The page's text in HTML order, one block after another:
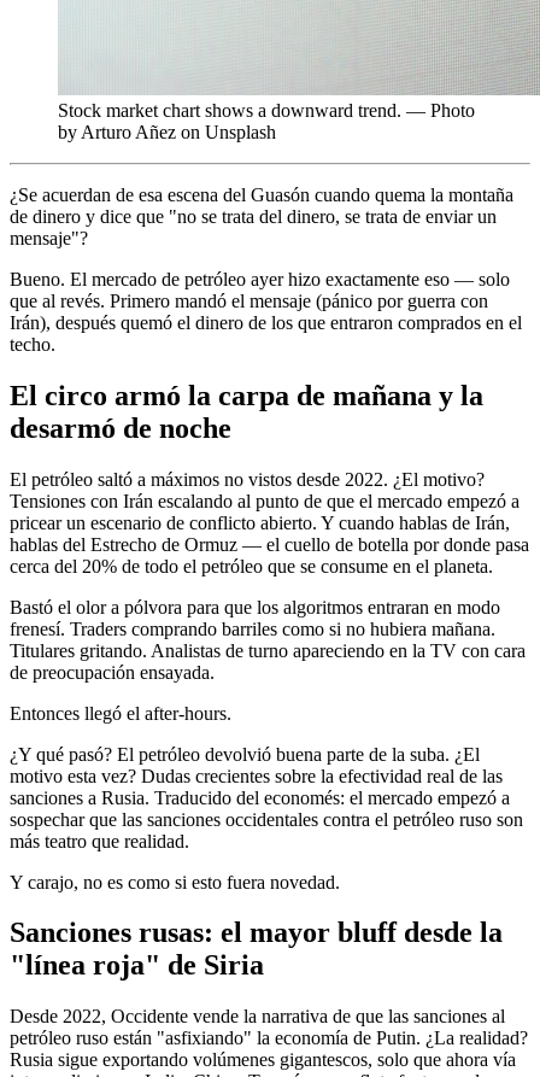
Stock market chart shows a downward trend. — Photo
by Arturo Añez on Unsplash
¿Se acuerdan de esa escena del Guasón cuando quema la montaña
de dinero y dice que "no se trata del dinero, se trata de enviar un
mensaje"?
Bueno. El mercado de petróleo ayer hizo exactamente eso — solo
que al revés. Primero mandó el mensaje (pánico por guerra con
Irán), después quemó el dinero de los que entraron comprados en el
techo.
El circo armó la carpa de mañana y la
desarmó de noche
El petróleo saltó a máximos no vistos desde 2022. ¿El motivo?
Tensiones con Irán escalando al punto de que el mercado empezó a
pricear un escenario de conflicto abierto. Y cuando hablas de Irán,
hablas del Estrecho de Ormuz — el cuello de botella por donde pasa
cerca del 20% de todo el petróleo que se consume en el planeta.
Bastó el olor a pólvora para que los algoritmos entraran en modo
frenesí. Traders comprando barriles como si no hubiera mañana.
Titulares gritando. Analistas de turno apareciendo en la TV con cara
de preocupación ensayada.
Entonces llegó el after-hours.
¿Y qué pasó? El petróleo devolvió buena parte de la suba. ¿El
motivo esta vez? Dudas crecientes sobre la efectividad real de las
sanciones a Rusia. Traducido del economés: el mercado empezó a
sospechar que las sanciones occidentales contra el petróleo ruso son
más teatro que realidad.
Y carajo, no es como si esto fuera novedad.
Sanciones rusas: el mayor bluff desde la
"línea roja" de Siria
Desde 2022, Occidente vende la narrativa de que las sanciones al
petróleo ruso están "asfixiando" la economía de Putin. ¿La realidad?
Rusia sigue exportando volúmenes gigantescos, solo que ahora vía